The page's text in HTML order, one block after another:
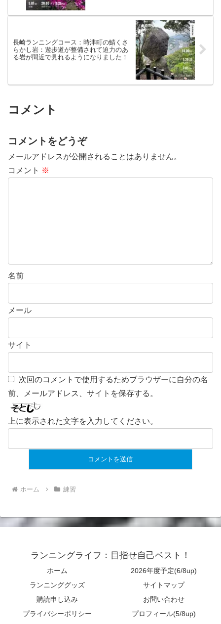
長崎ランニングコース：時津町の鯖くさ
らかし岩：遊歩道が整備されて迫力のあ
る岩が間近で見れるようになりました！
コメント
コメントをどうぞ
メールアドレスが公開されることはありません。
コメント ※
名前
メール
サイト
次回のコメントで使用するためブラウザーに自分の名
前、メールアドレス、サイトを保存する。
上に表示された文字を入力してください。
ホーム 練習
ランニングライフ：目指せ自己ベスト！
ホーム
2026年度予定(6/8up)
ランニンググッズ
サイトマップ
購読申し込み
お問い合わせ
プライバシーポリシー
プロフィール(5/8up)